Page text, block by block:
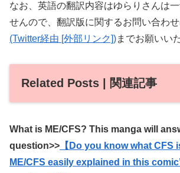
なお、英語の翻訳内容はゆらりさんは
せんので、翻訳版に関するお問い合わせ
(Twitter経由 [外部リンク])までお願いい
Related Posts | 関連記事
What is ME/CFS? This manga will
question>> 【Do you know what CFS
ME/CFS easily explained in this